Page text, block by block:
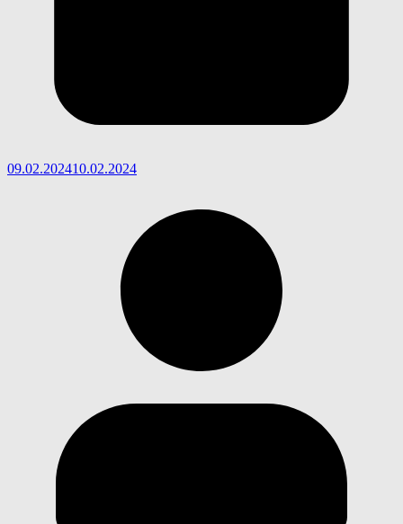
09.02.202410.02.2024